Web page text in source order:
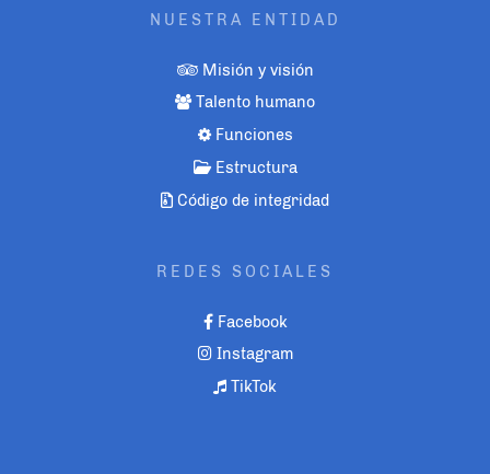
NUESTRA ENTIDAD
Misión y visión
Talento humano
Funciones
Estructura
Código de integridad
REDES SOCIALES
Facebook
Instagram
TikTok